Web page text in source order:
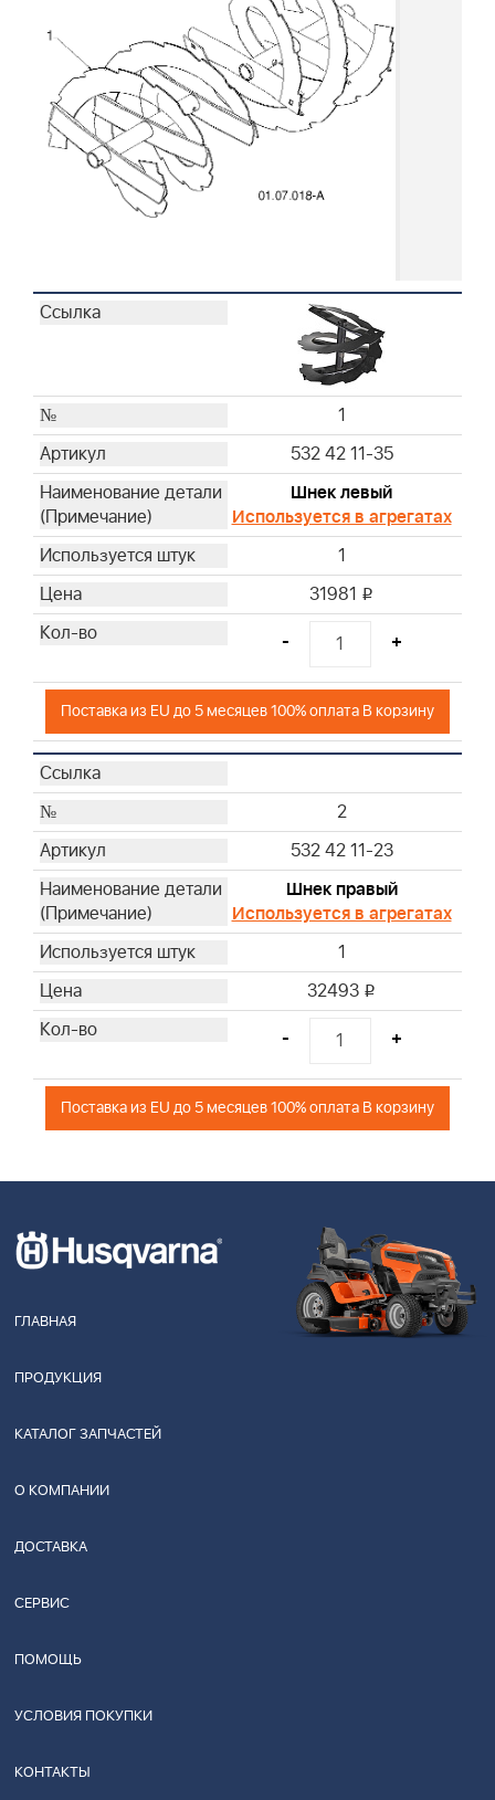
1
532 42 11-35
Шнек левый
Используется в агрегатах
1
31981 i
- +
Поставка из EU до 5 месяцев 100% оплата В корзину
2
532 42 11-23
Шнек правый
Используется в агрегатах
1
32493 i
- +
Поставка из EU до 5 месяцев 100% оплата В корзину
ГЛАВНАЯ
ПРОДУКЦИЯ
КАТАЛОГ ЗАПЧАСТЕЙ
О КОМПАНИИ
ДОСТАВКА
СЕРВИС
ПОМОЩЬ
УСЛОВИЯ ПОКУПКИ
КОНТАКТЫ